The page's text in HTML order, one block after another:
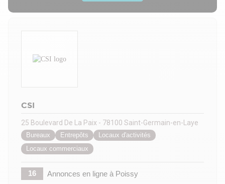
CSI
25 Boulevard De La Paix - 78100 Saint-Germain-en-Laye
Bureaux Entrepôts
Locaux d'activités
Locaux commerciaux
16 Annonces en ligneà Poissy